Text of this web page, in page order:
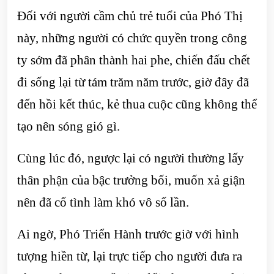
Đối với người cầm chủ trẻ tuổi của Phó Thị
này, những người có chức quyền trong công
ty sớm đã phân thành hai phe, chiến đấu chết
đi sống lại từ tám trăm năm trước, giờ đây đã
đến hồi kết thúc, kẻ thua cuộc cũng không thể
tạo nên sóng gió gì.
Cùng lúc đó, ngược lại có người thường lấy
thân phận của bậc trưởng bối, muốn xả giận
nên đã cố tình làm khó vô số lần.
Ai ngờ, Phó Triển Hành trước giờ với hình
tượng hiền từ, lại trực tiếp cho người đưa ra